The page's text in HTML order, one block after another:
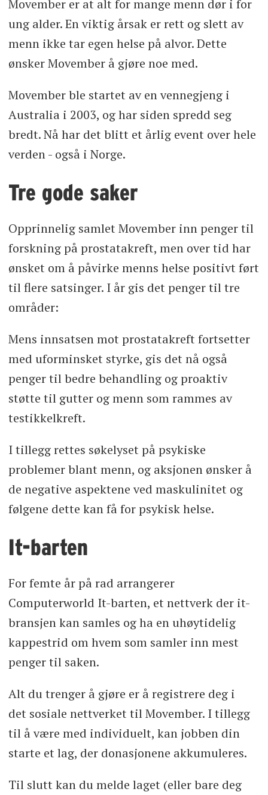
Movember er at alt for mange menn dør i for
ung alder. En viktig årsak er rett og slett av
menn ikke tar egen helse på alvor. Dette
ønsker Movember å gjøre noe med.
Movember ble startet av en vennegjeng i
Australia i 2003, og har siden spredd seg
bredt. Nå har det blitt et årlig event over hele
verden - også i Norge.
Tre gode saker
Opprinnelig samlet Movember inn penger til
forskning på prostatakreft, men over tid har
ønsket om å påvirke menns helse positivt ført
til flere satsinger. I år gis det penger til tre
områder:
Mens innsatsen mot prostatakreft fortsetter
med uforminsket styrke, gis det nå også
penger til bedre behandling og proaktiv
støtte til gutter og menn som rammes av
testikkelkreft.
I tillegg rettes søkelyset på psykiske
problemer blant menn, og aksjonen ønsker å
de negative aspektene ved maskulinitet og
følgene dette kan få for psykisk helse.
It-barten
For femte år på rad arrangerer
Computerworld It-barten, et nettverk der it-
bransjen kan samles og ha en uhøytidelig
kappestrid om hvem som samler inn mest
penger til saken.
Alt du trenger å gjøre er å registrere deg i
det sosiale nettverket til Movember. I tillegg
til å være med individuelt, kan jobben din
starte et lag, der donasjonene akkumuleres.
Til slutt kan du melde laget (eller bare deg